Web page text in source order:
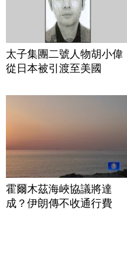
太子集團二號人物胡小偉
從日本被引渡至美國
霍爾木茲海峽協議將達
成？伊朗傳不收通行費